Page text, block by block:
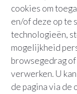
cookies om
en/of deze op te
technologieën,
mogelijkheid
browsegedrag
verwerken. U
de pagina via de
Terras tuin
+32